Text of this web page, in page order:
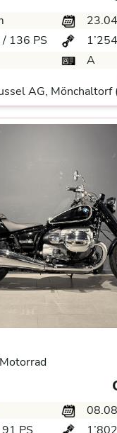
136 PS
A
AG, Mönchaltorf